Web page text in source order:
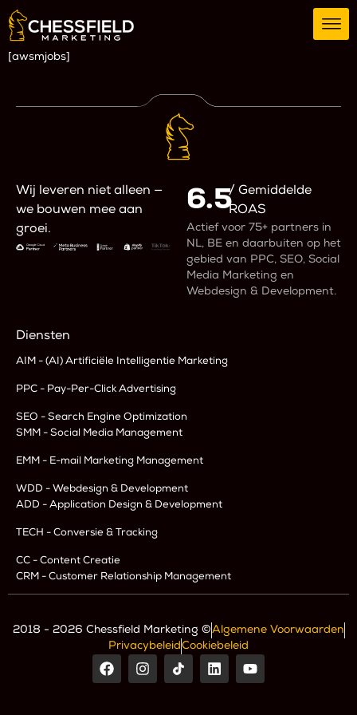
[awsmjobs]
Wij leveren niet alleen —
we bouwen mee aan
groei.
6.5/ Gemiddelde
ROAS
Actief voor 75+ partners in
NL, BE en daarbuiten op het
gebied van PPC, SEO, Social
Media Marketing en
Webdesign & Development.
Diensten
AIM - (AI) Artificiële Intelligentie Marketing
PPC - Pay-Per-Click Advertising
SEO - Search Engine Optimization
SMM - Social Media Management
EMM - E-mail Marketing Management
WDD - Webdesign & Development
ADD - Application Design & Development
TECH - Conversie & Tracking
CC - Content Creatie
CRM - Customer Relationship Management
2018 - 2026 Chessfield Marketing ©Algemene Voorwaarden
PrivacybeleidCookiebeleid